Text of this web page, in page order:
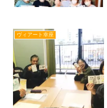
ヴィアート幸座